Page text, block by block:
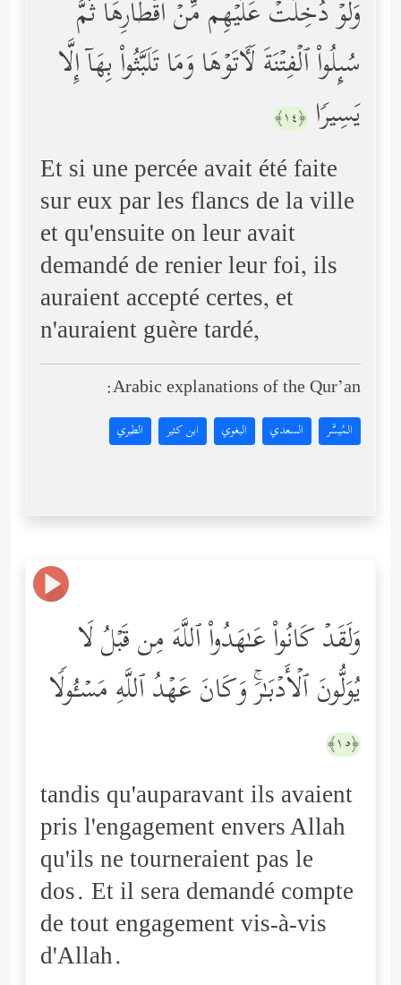
وَلَوۡ دُخِلَتۡ عَلَیۡهِم مِّنۡ أَقۡطَارِهَا ثُمَّ
سُىِٕلُواْ ٱلۡفِتۡنَةَ لَـَٔاتَوۡهَا وَمَا تَلَبَّثُواْ بِهَاۤ إِلَّا
یَسِیرࣰا ﴿١٤﴾
Et si une percée avait été faite
sur eux par les flancs de la ville
et qu'ensuite on leur avait
demandé de renier leur foi, ils
auraient accepté certes, et
n'auraient guère tardé,
Arabic explanations of the Qur’an:
المُيسَّر السعدي البغوي ابن كثير الطبري
وَلَقَدۡ كَانُواْ عَـٰهَدُواْ ٱللَّهَ مِن قَبۡلُ لَا
یُوَلُّونَ ٱلۡأَدۡبَـٰرَۚ وَكَانَ عَهۡدُ ٱللَّهِ مَسۡـُٔولࣰا
﴿١٥﴾
tandis qu'auparavant ils avaient
pris l'engagement envers Allah
qu'ils ne tourneraient pas le
dos. Et il sera demandé compte
de tout engagement vis-à-vis
d'Allah.